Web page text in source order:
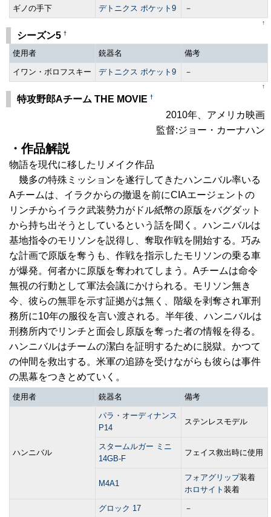
ギノの手下 デトニクス ポケット9 －
↑
シーズン5 †
使用者 銃器名 備考
イワン・ボロフスキー デトニクス ポケット9 －
↑
特攻野郎Aチーム THE MOVIE †
2010年、アメリカ映画
監督:ジョー・カーナハン
・作品解説
物語を現代に移したリメイク作品
幾多の特殊ミッションを遂行してきたハンニバル率いる
Aチームは、イラクからの撤退を前にCIAエージェントの
リンチからイラク武装勢力がドル紙幣の原版をバグダット
から持ち出そうとしているという話を聞く。ハンニバルは
基地指令のモリソンを説得し、奪取作戦を開始する。巧み
な計画で原版を奪うも、作戦を指示したモリソンの乗る車
が爆発。何者かに原版を奪われてしまう。Aチームは命令
無視の行動として軍法会議にかけられる。モリソン無き
今、彼らの無罪を示す証拠がは無く、階級を剥奪され軍刑
務所に10年の服役を言い渡される。半年後、ハンニバルは
刑務所内でリンチと面会し原版を奪った者の情報を得る。
ハンニバルはチームの潔白を証明するために脱獄。かつて
の仲間を救出する。米軍の追跡を受けながらも彼らは事件
の黒幕をつきとめていく。
使用者 銃器名 備考
ハンニバル
パラ・オーディナンス
P14
ステンレスモデル
スタームルガー ミニ
14GB-F
フェイス救出時に使用
M4A1
フォアグリップ装着
ホロサイト 装着
グロック 17 －